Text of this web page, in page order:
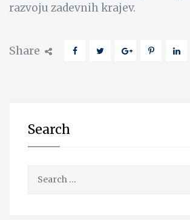
razvoju zadevnih krajev.
Share
Search
Search